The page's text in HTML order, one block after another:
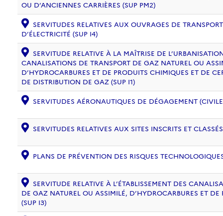
OU D’ANCIENNES CARRIÈRES (SUP PM2)
SERVITUDES RELATIVES AUX OUVRAGES DE
D’ÉLECTRICITÉ (SUP I4)
SERVITUDE RELATIVE À LA MAÎTRISE DE
CANALISATIONS DE TRANSPORT DE GAZ NATUREL OU
D’HYDROCARBURES ET DE PRODUITS CHIMIQUES ET DE
DE DISTRIBUTION DE GAZ (SUP I1)
SERVITUDES AÉRONAUTIQUES DE DÉGAGEMENT
SERVITUDES RELATIVES AUX SITES INSCRITS ET
PLANS DE PRÉVENTION DES RISQUES
SERVITUDE RELATIVE À L’ÉTABLISSEMENT DES
DE GAZ NATUREL OU ASSIMILÉ, D’HYDROCARBURES ET
(SUP I3)